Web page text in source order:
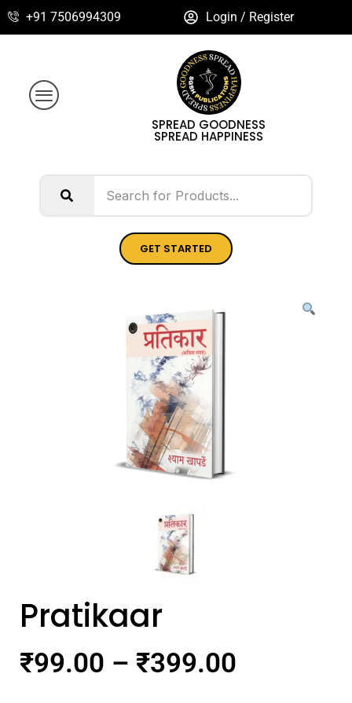
+91 7506994309 Login / Register
SPREAD GOODNESS
SPREAD HAPPINESS
GET STARTED
Pratikaar
₹99.00 – ₹399.00